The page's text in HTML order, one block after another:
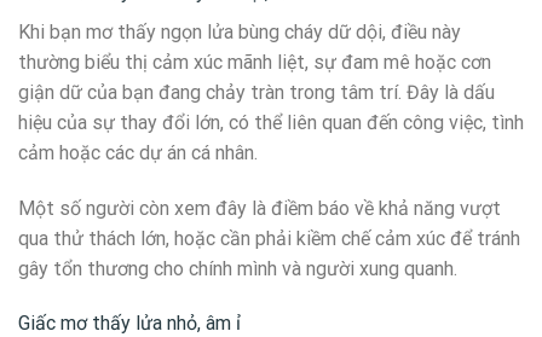
Khi bạn mơ thấy ngọn lửa bùng cháy dữ dội, điều này
thường biểu thị cảm xúc mãnh liệt, sự đam mê hoặc cơn
giận dữ của bạn đang chảy tràn trong tâm trí. Đây là dấu
hiệu của sự thay đổi lớn, có thể liên quan đến công việc, tình
cảm hoặc các dự án cá nhân.
Một số người còn xem đây là điềm báo về khả năng vượt
qua thử thách lớn, hoặc cần phải kiềm chế cảm xúc để tránh
gây tổn thương cho chính mình và người xung quanh.
Giấc mơ thấy lửa nhỏ, âm ỉ